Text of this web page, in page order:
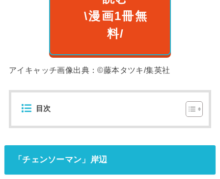
\漫画1冊無
料/
アイキャッチ画像出典：©藤本タツキ/集英社
目次
「チェンソーマン」岸辺